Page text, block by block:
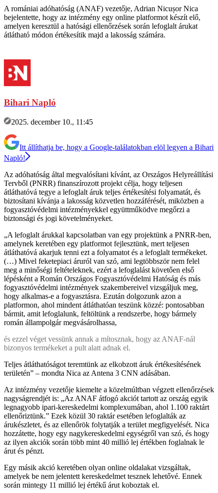
A romániai adóhatóság (ANAF) vezetője, Adrian Nicușor Nica
bejelentette, hogy az intézmény egy online platformot készít elő,
amelyen keresztül a hatósági ellenőrzések során lefoglalt árukat
átlátható módon értékesítik majd a lakosság számára.
Bihari Napló
2025. december 10., 11:45
Itt állíthatja be, hogy a Google-találatokban elöl legyen a Bihari
Napló!
Az adóhatóság által megvalósítani kívánt, az Országos Helyreállítási
Tervből (PNRR) finanszírozott projekt célja, hogy teljesen
átláthatóvá tegye a lefoglalt áruk teljes értékesítési folyamatát, és
biztosítani kívánja a lakosság közvetlen hozzáférését, miközben a
fogyasztóvédelmi intézményekkel együttműködve megőrzi a
biztonsági és jogi követelményeket.
„A lefoglalt árukkal kapcsolatban van egy projektünk a PNRR-ben,
amelynek keretében egy platformot fejlesztünk, mert teljesen
átláthatóvá akarjuk tenni ezt a folyamatot és a lefoglalt termékeket.
(…) Mivel feketepiaci áruról van szó, ami legtöbbször nem felel
meg a minőségi feltételeknek, ezért a lefoglalást követően első
lépésként a Román Országos Fogyasztóvédelmi Hatóság és más
fogyasztóvédelmi intézmények szakembereivel vizsgáljuk meg,
hogy alkalmas-e a fogyasztásra. Ezután dolgozunk azon a
platformon, ahol mindent átláthatóan teszünk közzé: pontosabban
bármit, amit lefoglalunk, feltöltünk a rendszerbe, hogy bármely
román állampolgár megvásárolhassa,
és ezzel véget vessünk annak a mítosznak, hogy az ANAF-nál
bizonyos termékeket a pult alatt adnak el.
Teljes átláthatóságot teremtünk az elkobzott áruk értékesítésének
területén” – mondta Nica az Antena 3 CNN adásában.
Az intézmény vezetője kiemelte a közelmúltban végzett ellenőrzések
nagyságrendjét is: „Az ANAF átfogó akciót tartott az ország egyik
legnagyobb ipari-kereskedelmi komplexumában, ahol 1.100 raktárt
ellenőriztünk.” Ezek közül 30 raktár esetében lefoglalták az
árukészletet, és az ellenőrök folytatják a terület megfigyelését. Nica
hozzátette, hogy egy nagykereskedelmi egységről van szó, és hogy
az ilyen akciók során több mint 40 millió lej értékben foglalnak le
árut és pénzt.
Egy másik akció keretében olyan online oldalakat vizsgáltak,
amelyek be nem jelentett kereskedelmet tesznek lehetővé. Ennek
során mintegy 11 millió lej értékű árut koboztak el.